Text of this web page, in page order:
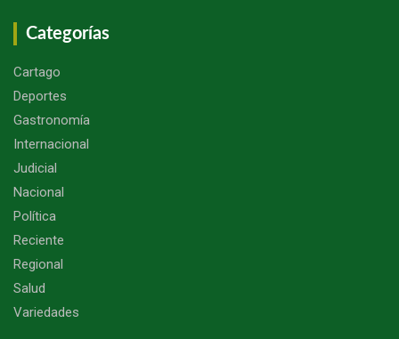
Categorías
Cartago
Deportes
Gastronomía
Internacional
Judicial
Nacional
Política
Reciente
Regional
Salud
Variedades